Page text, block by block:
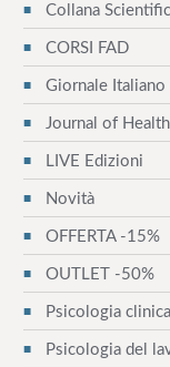
Collana
CORSI FAD
Giornale
Journal of
LIVE Edizioni
Novità
OFFERTA -15%
OUTLET -50%
Psicologia
Psicologia del